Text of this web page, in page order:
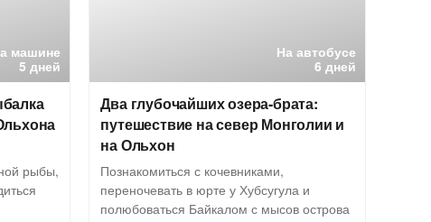
машине
5 дней
рыбы,
На автобусе
6 дней
Два глубочайших озера-брата:
путешествие на север Монголии и
на Ольхон
Познакомиться с кочевниками,
переночевать в юрте у Хубсугула и
полюбоваться Байкалом с мысов острова